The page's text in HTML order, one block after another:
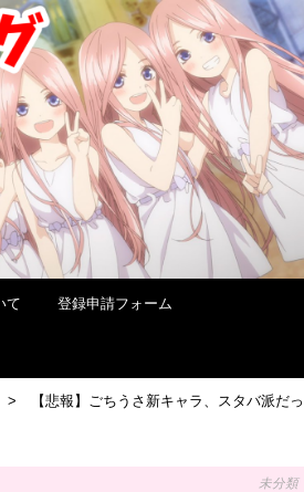
て 登録申請フォーム
【悲報】ごちうさ新キャラ、スタバ派だっ
未分類